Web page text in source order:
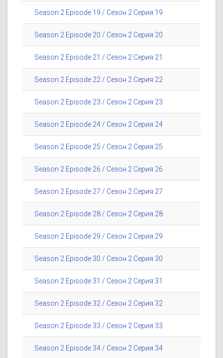
Season 2 Episode 19 / Сезон 2 Серия 19
Season 2 Episode 20 / Сезон 2 Серия 20
Season 2 Episode 21 / Сезон 2 Серия 21
Season 2 Episode 22 / Сезон 2 Серия 22
Season 2 Episode 23 / Сезон 2 Серия 23
Season 2 Episode 24 / Сезон 2 Серия 24
Season 2 Episode 25 / Сезон 2 Серия 25
Season 2 Episode 26 / Сезон 2 Серия 26
Season 2 Episode 27 / Сезон 2 Серия 27
Season 2 Episode 28 / Сезон 2 Серия 28
Season 2 Episode 29 / Сезон 2 Серия 29
Season 2 Episode 30 / Сезон 2 Серия 30
Season 2 Episode 31 / Сезон 2 Серия 31
Season 2 Episode 32 / Сезон 2 Серия 32
Season 2 Episode 33 / Сезон 2 Серия 33
Season 2 Episode 34 / Сезон 2 Серия 34